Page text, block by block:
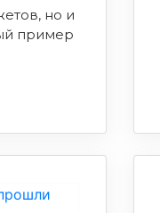
но и
пример